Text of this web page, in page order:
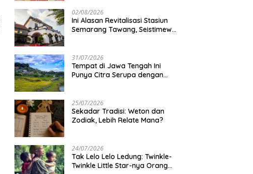
02/08/2026
Ini Alasan Revitalisasi Stasiun
Semarang Tawang, Seistimewa
31/07/2026
Tempat di Jawa Tengah Ini
Punya Citra Serupa dengan
25/07/2026
Sekadar Tradisi: Weton dan
Zodiak, Lebih Relate Mana?
24/07/2026
Tak Lelo Lelo Ledung: Twinkle-
Twinkle Little Star-nya Orang